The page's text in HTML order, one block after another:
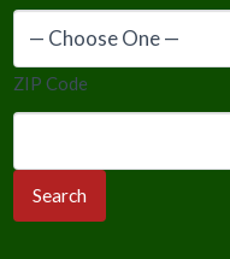
ZIP Code